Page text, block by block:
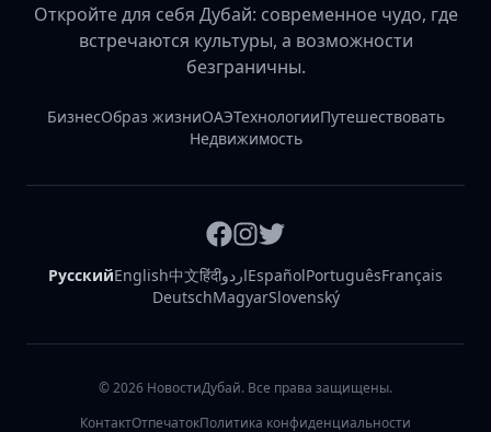
Откройте для себя Дубай: современное чудо, где
встречаются культуры, а возможности
безграничны.
БизнесОбраз жизниОАЭТехнологииПутешествовать
Недвижимость
РусскийEnglish中文हिंदीاردوEspañolPortuguêsFrançais
DeutschMagyarSlovenský
©2026 НовостиДубай. Все права защищены.
КонтактОтпечатокПолитика конфиденциальности